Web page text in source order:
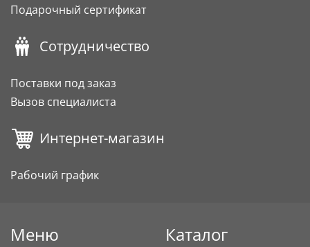
Подарочный сертификат
Сотрудничество
Поставки под заказ
Вызов специалиста
Интернет-магазин
Рабочий график
Меню Каталог